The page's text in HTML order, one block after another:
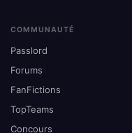
COMMUNAUTÉ
Passlord
Forums
FanFictions
TopTeams
Concours